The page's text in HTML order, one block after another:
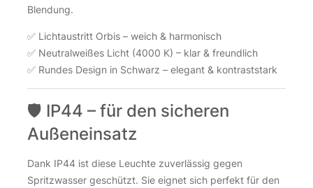
Blendung.
✅ Lichtaustritt Orbis – weich & harmonisch
✅ Neutralweißes Licht (4000 K) – klar & freundlich
✅ Rundes Design in Schwarz – elegant & kontraststark
🛡️ IP44 – für den sicheren
Außeneinsatz
Dank IP44 ist diese Leuchte zuverlässig gegen
Spritzwasser geschützt. Sie eignet sich perfekt für den